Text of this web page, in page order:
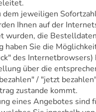
jeweiligen
Ihnen auf der
wurden, die
Sie die
des
über die
/ "jetzt
zustande kommt.
eines Angebotes